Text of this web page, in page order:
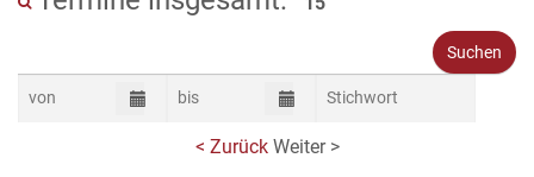
< Zurück Weiter >